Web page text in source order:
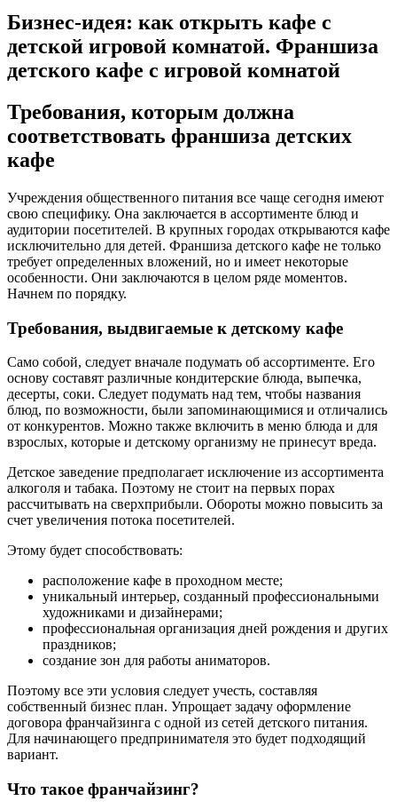
Бизнес-идея: как открыть кафе с
детской игровой комнатой. Франшиза
детского кафе с игровой комнатой
Требования, которым должна
соответствовать франшиза детских
кафе
Учреждения общественного питания все чаще сегодня имеют
свою специфику. Она заключается в ассортименте блюд и
аудитории посетителей. В крупных городах открываются кафе
исключительно для детей. Франшиза детского кафе не только
требует определенных вложений, но и имеет некоторые
особенности. Они заключаются в целом ряде моментов.
Начнем по порядку.
Требования, выдвигаемые к детскому кафе
Само собой, следует вначале подумать об ассортименте. Его
основу составят различные кондитерские блюда, выпечка,
десерты, соки. Следует подумать над тем, чтобы названия
блюд, по возможности, были запоминающимися и отличались
от конкурентов. Можно также включить в меню блюда и для
взрослых, которые и детскому организму не принесут вреда.
Детское заведение предполагает исключение из ассортимента
алкоголя и табака. Поэтому не стоит на первых порах
рассчитывать на сверхприбыли. Обороты можно повысить за
счет увеличения потока посетителей.
Этому будет способствовать:
расположение кафе в проходном месте;
уникальный интерьер, созданный профессиональными
художниками и дизайнерами;
профессиональная организация дней рождения и других
праздников;
создание зон для работы аниматоров.
Поэтому все эти условия следует учесть, составляя
собственный бизнес план. Упрощает задачу оформление
договора франчайзинга с одной из сетей детского питания.
Для начинающего предпринимателя это будет подходящий
вариант.
Что такое франчайзинг?